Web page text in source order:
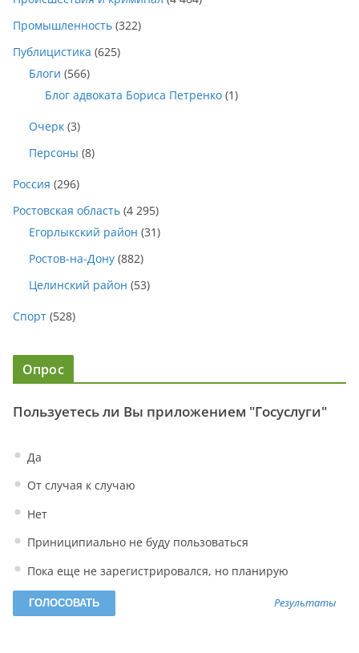
Промышленность (322)
Публицистика (625)
Блоги (566)
Блог адвоката Бориса Петренко (1)
Очерк (3)
Персоны (8)
Россия (296)
Ростовская область (4 295)
Егорлыкский район (31)
Ростов-на-Дону (882)
Целинский район (53)
Спорт (528)
Опрос
Пользуетесь ли Вы приложением "Госуслуги"
Да
От случая к случаю
Нет
Приниципиально не буду пользоваться
Пока еще не зарегистрировался, но планирую
Результаты